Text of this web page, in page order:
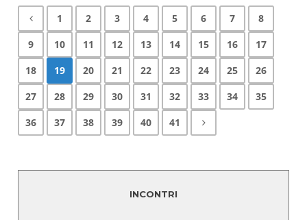
1 2 3 4 5 6 7
8
9
10 11 12 13 14 15 16
17
18
19 20 21 22 23 24 25
26
27
28 29 30 31 32 33 34
35
36
37 38 39 40 41
INCONTRI